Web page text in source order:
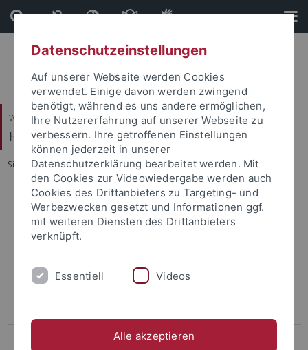
Direkt
zum
Inhalt
Direkt
zur
Fußleiste
Wirtschafts- und Sozialwissenschaftliche Fakultät
Hector-Institut für Empirische Bildungsforschung
Sie sind hier: Startseite ... Technik
AEyeCoL
AI2Teach
ALIFE
Datenschutzeinstellungen
Auf unserer Webseite werden Cookies
verwendet. Einige davon werden zwingend
benötigt, während es uns andere ermöglichen,
Ihre Nutzererfahrung auf unserer Webseite zu
verbessern. Ihre getroffenen Einstellungen
können jederzeit in unserer
Datenschutzerklärung bearbeitet werden. Mit
den Cookies zur Videowiedergabe werden auch
Cookies des Drittanbieters zu Targeting- und
Werbezwecken gesetzt und Informationen ggf.
mit weiteren Diensten des Drittanbieters
verknüpft.
Essentiell Videos
Alle akzeptieren